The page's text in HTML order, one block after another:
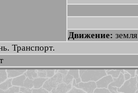
Движение: земля
Транспорт.